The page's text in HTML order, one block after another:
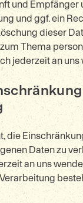
und Empfänger
und ggf. ein
dieser
Thema
jederzeit an uns
die
Daten zu
an uns